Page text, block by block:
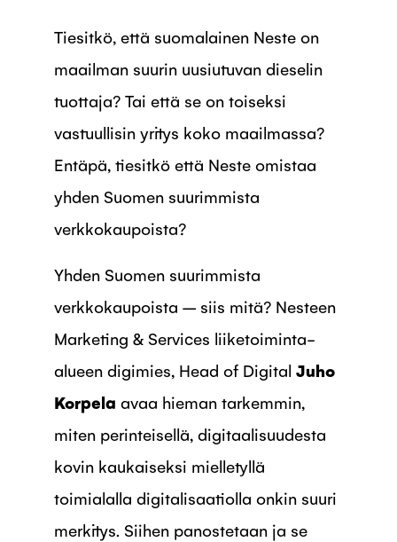
Tiesitkö, että suomalainen Neste on
maailman suurin uusiutuvan dieselin
tuottaja? Tai että se on toiseksi
vastuullisin yritys koko maailmassa?
Entäpä, tiesitkö että Neste omistaa
yhden Suomen suurimmista
verkkokaupoista?
Yhden Suomen suurimmista
verkkokaupoista – siis mitä? Nesteen
Marketing & Services liiketoiminta-
alueen digimies, Head of Digital Juho
Korpela avaa hieman tarkemmin,
miten perinteisellä, digitaalisuudesta
kovin kaukaiseksi mielletyllä
toimialalla digitalisaatiolla onkin suuri
merkitys. Siihen panostetaan ja se